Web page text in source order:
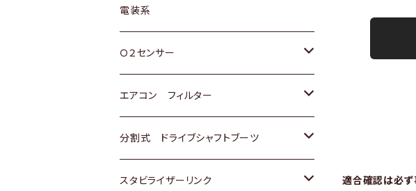
適合確認は必ず
日野
三菱
スバル
マツダ
三菱
スバル
日産
ダイハツ
マツダ
三菱
スバル
スズキ
ダイハツ
三菱
スバル
トヨタ
ホンダ
スズキ
日産
いすゞ
電装系
Ｏ２センサー
トヨタ
ホンダ
スズキ
エアコン フィルター
トヨタ
ホンダ
分割式 ドライブシャフトブーツ
トヨタ
スタビライザーリンク